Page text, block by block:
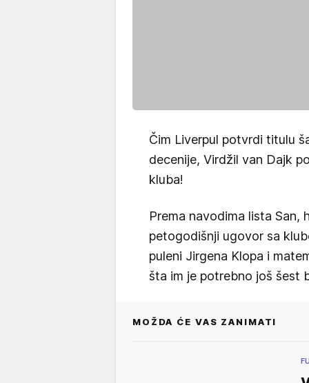
Čim Liverpul potvrdi titulu
decenije, Virdžil van Dajk
kluba!
Prema navodima lista
petogodišnji ugovor sa
puleni Jirgena Klopa i
šta im je potrebno još šest
MOŽDA ĆE VAS ZANIMATI